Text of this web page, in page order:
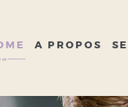
A PROPOS